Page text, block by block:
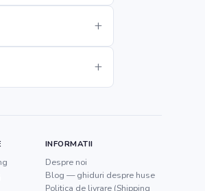
INFORMATII
Despre noi
Blog — ghiduri despre huse
Politica de livrare (Shipping